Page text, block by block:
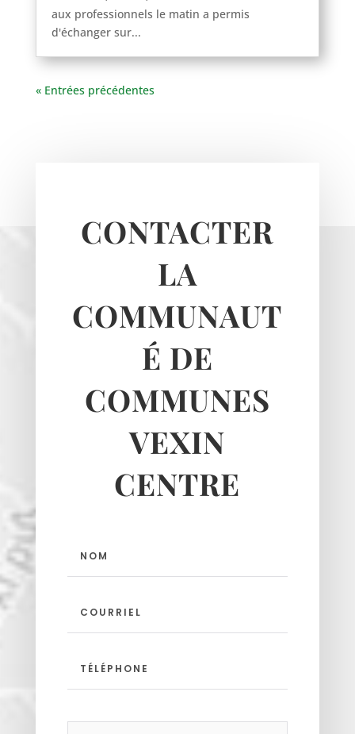
Montgeroult
Moussy
Neuilly-en-vexin
Sagy
aux professionnels le matin a permis
d'échanger sur...
« Entrées précédentes
CONTACTER
LA
COMMUNAUT
É DE
COMMUNES
VEXIN
CENTRE